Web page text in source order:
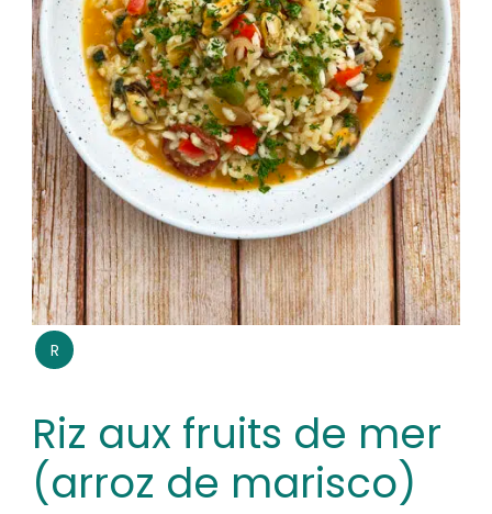
R
Riz aux fruits de mer
(arroz de marisco)